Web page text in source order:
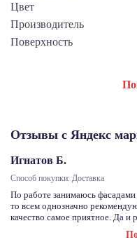
Цвет
Производитель
Поверхность
Отзывы с Яндекс
Игнатов Б.
Способ покупки: Доставка
По работе занимаюсь
то всем однозначно
качество самое приятное. Да и